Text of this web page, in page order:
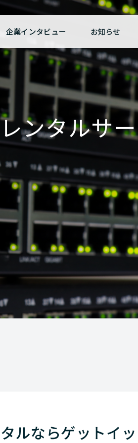
企業インタビュー お知らせ
ンタルサ
ルならゲットイ